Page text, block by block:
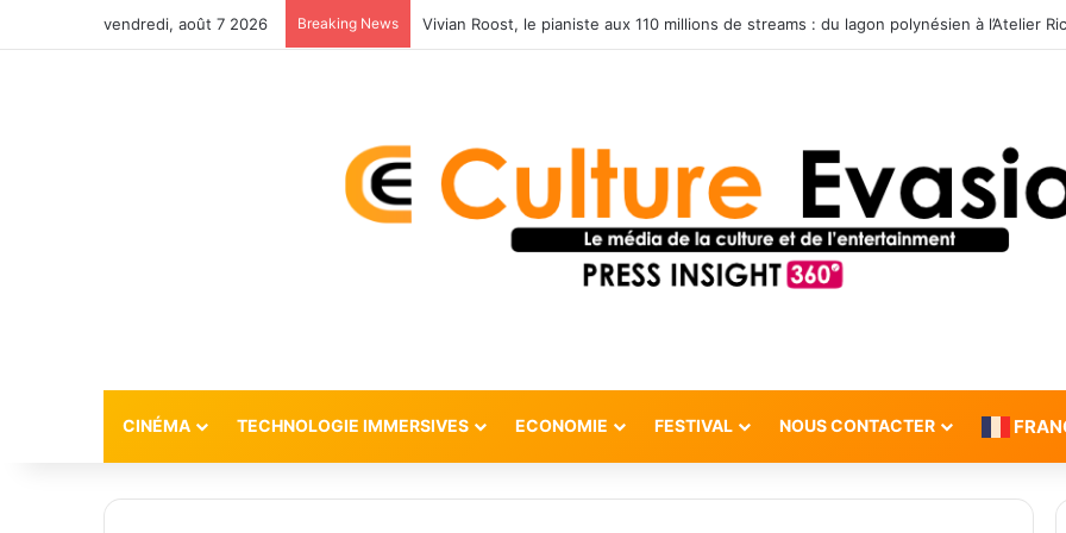
vendredi, août 7 2026 Breaking News
CINÉMA TECHNOLOGIE IMMERSIVES ECONOMIE FESTIVAL NOUS CONTACTER